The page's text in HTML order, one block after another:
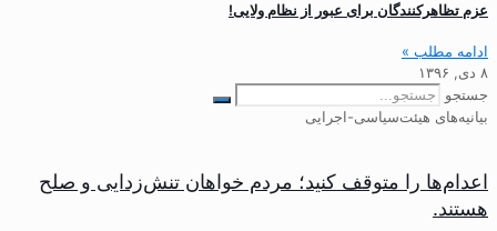
عزم تظاهرکنندگان برای عبور از نظام ولایی!
ادامه مطلب »
۸ دی, ۱۳۹۶
جستجو
بیانیه‌های هیئت‌سیاسی-اجرایی
اعدام‌ها را متوقف کنید؛ مردم خواهان تنش‌زدایی و صلح
هستند.